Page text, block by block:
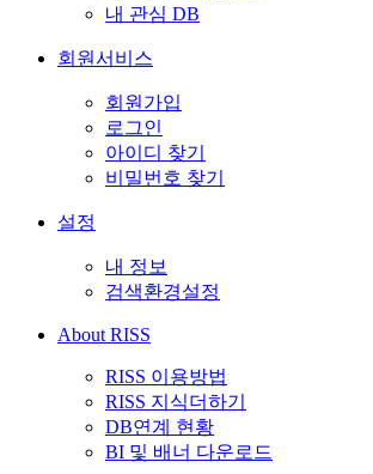
내 관심 DB
회원서비스
회원가입
로그인
아이디 찾기
비밀번호 찾기
설정
내 정보
검색환경설정
About RISS
RISS 이용방법
RISS 지식더하기
DB연계 현황
BI 및 배너 다운로드